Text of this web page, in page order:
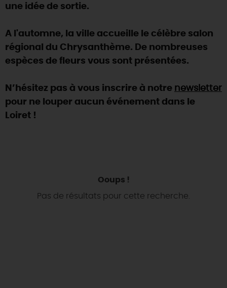
AUJOURD'HUI
DEMAIN
une idée de sortie.
A l'automne, la ville accueille le célèbre salon
régional du Chrysanthème. De nombreuses
espèces de fleurs vous sont présentées.
N’hésitez pas à vous inscrire à notre newsletter
pour ne louper aucun événement dans le
Loiret !
Ooups !
Pas de résultats pour cette recherche.